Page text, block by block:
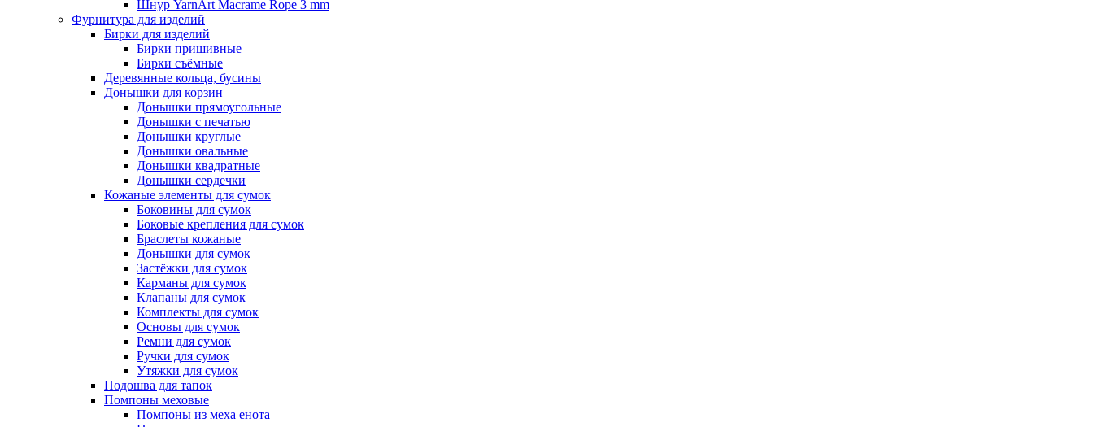
Шнур YarnArt Macrame Rope 3 mm
Фурнитура для изделий
Бирки для изделий
Бирки пришивные
Бирки съёмные
Деревянные кольца, бусины
Донышки для корзин
Донышки прямоугольные
Донышки с печатью
Донышки круглые
Донышки овальные
Донышки квадратные
Донышки сердечки
Кожаные элементы для сумок
Боковины для сумок
Боковые крепления для сумок
Браслеты кожаные
Донышки для сумок
Застёжки для сумок
Карманы для сумок
Клапаны для сумок
Комплекты для сумок
Основы для сумок
Ремни для сумок
Ручки для сумок
Утяжки для сумок
Подошва для тапок
Помпоны меховые
Помпоны из меха енота